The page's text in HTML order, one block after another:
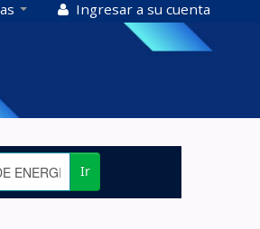
Ingresar a su cuenta
Ir